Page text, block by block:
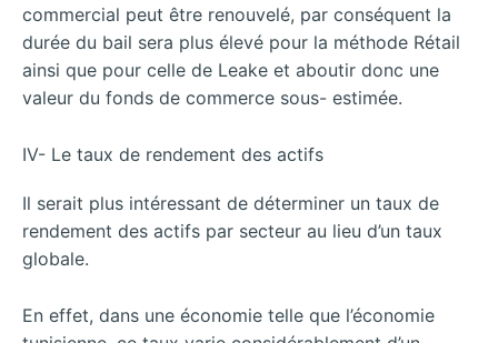
commercial peut être renouvelé, par conséquent la
durée du bail sera plus élevé pour la méthode Rétail
ainsi que pour celle de Leake et aboutir donc une
valeur du fonds de commerce sous- estimée.
IV- Le taux de rendement des actifs
Il serait plus intéressant de déterminer un taux de
rendement des actifs par secteur au lieu d’un taux
globale.
En effet, dans une économie telle que l’économie